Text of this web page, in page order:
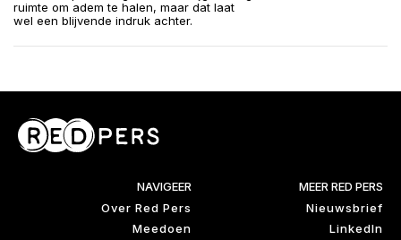
ruimte om adem te halen, maar dat laat
wel een blijvende indruk achter.
NAVIGEER
Over Red Pers
Meedoen
MEER RED PERS
Nieuwsbrief
LinkedIn